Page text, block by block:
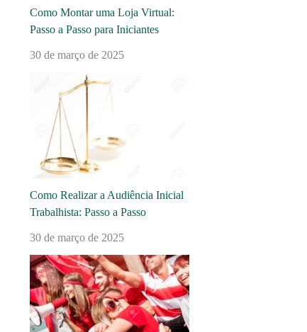
Como Montar uma Loja Virtual:
Passo a Passo para Iniciantes
30 de março de 2025
Como Realizar a Audiência Inicial
Trabalhista: Passo a Passo
30 de março de 2025